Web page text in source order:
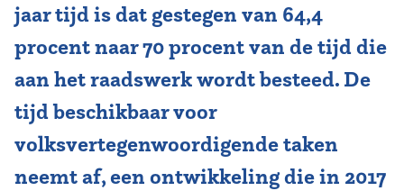
jaar tijd is dat gestegen van 64,4
procent naar 70 procent van de tijd die
aan het raadswerk wordt besteed. De
tijd beschikbaar voor
volksvertegenwoordigende taken
neemt af, een ontwikkeling die in 2017